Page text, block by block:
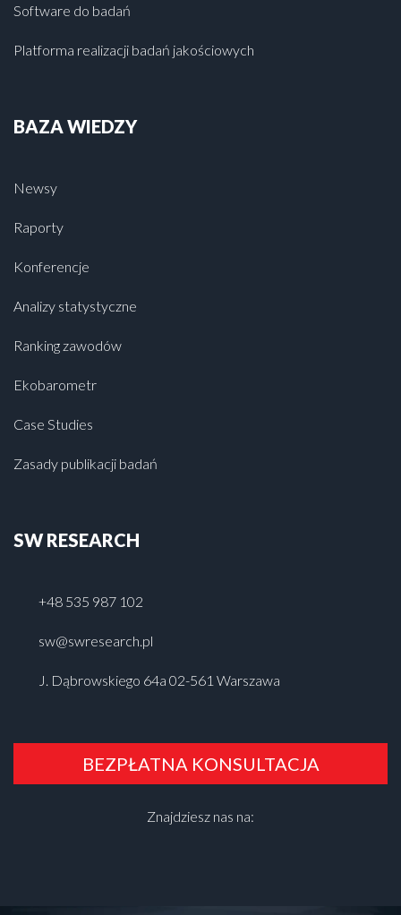
Software do badań
Platforma realizacji badań jakościowych
BAZA WIEDZY
Newsy
Raporty
Konferencje
Analizy statystyczne
Ranking zawodów
Ekobarometr
Case Studies
Zasady publikacji badań
SW RESEARCH
+48 535 987 102
sw@swresearch.pl
J. Dąbrowskiego 64a 02-561 Warszawa
BEZPŁATNA KONSULTACJA
Znajdziesz nas na: